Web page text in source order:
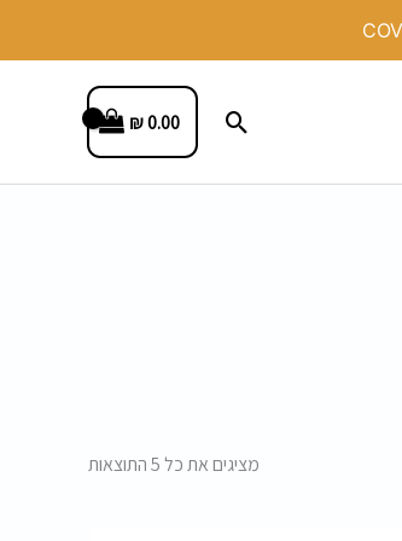
חיפוש 0.00
₪
מציגים את כל ⁦5⁩ התוצאות